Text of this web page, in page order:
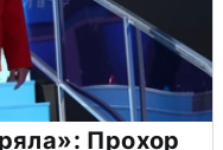
Прохор